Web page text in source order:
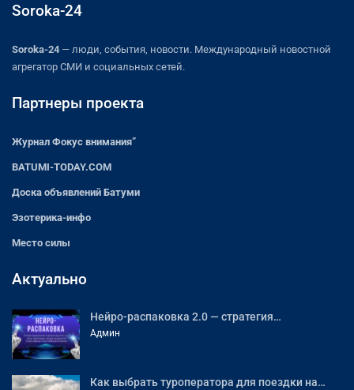
Soroka-24
Soroka-24 — люди, события, новости. Международный новостной
агрегатор СМИ и социальных сетей.
Партнеры проекта
Журнал Фокус внимания”
BATUMI-TODAY.COM
Доска объявлений Батуми
Эзотерика-инфо
Место силы
Актуально
Нейро-распаковка 2.0 — стратегия…
Админ
Как выбрать туроператора для поездки на…